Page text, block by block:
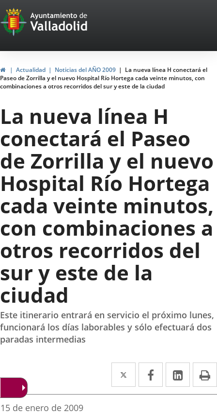
Portal
Web
del
Ayuntamiento
de
Valladolid
HomeActualidad Noticias del AÑO 2009
La nueva línea H conectará el
Paseo de Zorrilla y el nuevo Hospital Río Hortega cada veinte minutos, con
combinaciones a otros recorridos del sur y este de la ciudad
La nueva línea H
conectará el Paseo
de Zorrilla y el nuevo
Hospital Río Hortega
cada veinte minutos,
con combinaciones a
otros recorridos del
sur y este de la
ciudad
Este itinerario entrará en servicio el próximo lunes,
funcionará los días laborables y sólo efectuará dos
paradas intermedias
Twitter
Enlace
a
Facebook
Enlace
a
Enlace
a
Fecha
15 de enero de 2009